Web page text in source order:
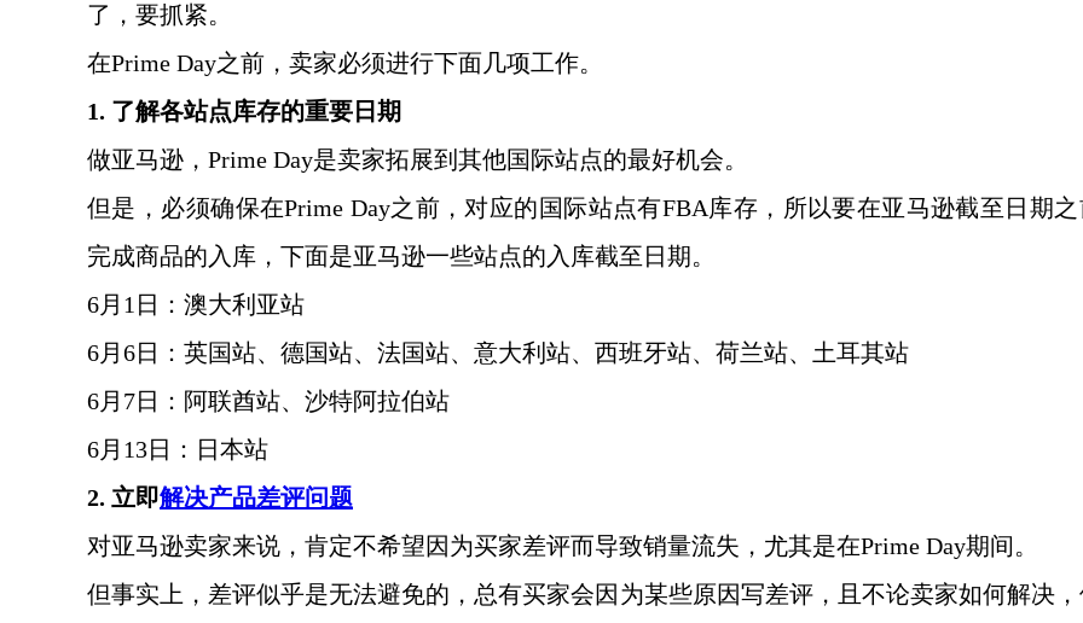
了，要抓紧。
在Prime Day之前，卖家必须进行下面几项工作。
1. 了解各站点库存的重要日期
做亚马逊， Prime Day是卖家拓展到其他国际站点的最好机会。
但是，必须确保在Prime Day之前，对应的国际站点有FBA库存，所以要在亚马逊截至日期
完成商品的入库，下面是亚马逊一些站点的入库截至日期。
6月1日：澳大利亚站
6月6日：英国站、德国站、法国站、意大利站、西班牙站、荷兰站、土耳其站
6月7日：阿联酋站、沙特阿拉伯站
6月13日：日本站
2. 立即解决产品差评问题
对亚马逊卖家来说，肯定不希望因为买家差评而导致销量流失，尤其是在Prime Day期间。
但事实上，差评似乎是无法避免的，总有买家会因为某些原因写差评，且不论卖家如何解决